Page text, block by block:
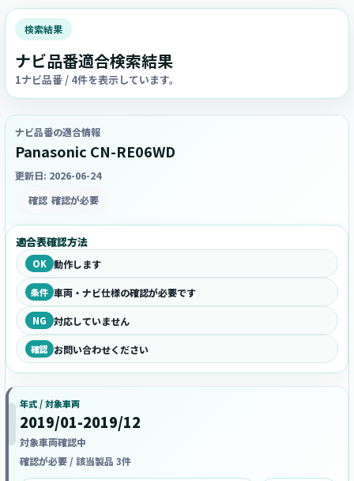
検索結果
ナビ品番適合検索結果
1ナビ品番 / 4件を表示しています。
ナビ品番の適合情報
Panasonic CN-RE06WD
更新日: 2026-06-24
確認 確認が必要
適合表確認方法
OK 動作します
条件 車両・ナビ仕様の確認が必要です
NG 対応していません
確認 お問い合わせください
年式 / 対象車両
2019/01-2019/12
対象車両確認中
確認が必要 / 該当製品 3件